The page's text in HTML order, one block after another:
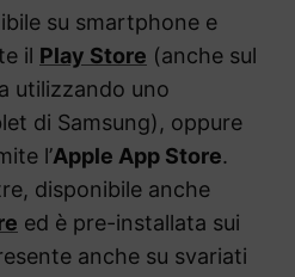
su smartphone e
il Play Store (anche sul
utilizzando uno
di Samsung), oppure
l’Apple App Store.
disponibile anche
ed è pre-installata sui
anche su svariati